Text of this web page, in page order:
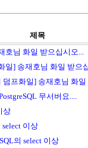
제목
호님 화일 받으십시오...
일] 송재호님 화일 받으
덤프화일] 송재호님 화
무서버요....
상
select 이상
의 select 이상